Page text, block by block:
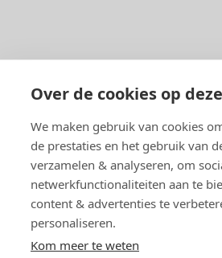
Over de cookies op
We maken gebruik van cookies
de prestaties en het gebruik van
verzamelen & analyseren, om
netwerkfunctionaliteiten aan te
content & advertenties te
personaliseren.
Kom meer te weten
Disclaimer
RECHTSGEBIEDEN
Huurrecht
VVE- en Appartementsrecht
Burenrecht en erfdienstbaarheden
Vastgoedrecht